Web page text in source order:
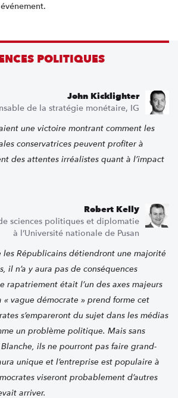
POLITIQUES
John Kicklighter
de la stratégie monétaire, IG
conservatrices peuvent profiter à
des attentes irréalistes quant à l’impact
Robert Kelly
sciences politiques et diplomatie
à l’Université nationale de Pusan
il n’a y aura pas de conséquences
rapatriement était l’un des axes majeurs
vague démocrate » prend forme cet
s’empareront du sujet dans les médias
un problème politique. Mais sans
ils ne pourront pas faire grand-
unique et l’entreprise est populaire à
viseront probablement d’autres
arriver.